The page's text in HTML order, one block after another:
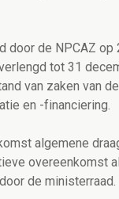
door de NPCAZ op
tot 31
van zaken van
en -financiering.
algemene
overeenkomst
de ministerraad.